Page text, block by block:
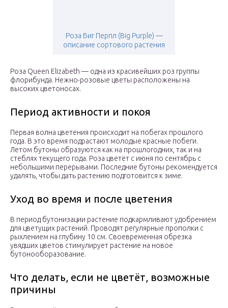
Роза Биг Перпл (Big Purple) —
описание сортового растения
Роза Queen Elizabeth — одна из красивейших роз группы
флорибунда. Нежно-розовые цветы расположены на
высоких цветоносах.
Период активности и покоя
Первая волна цветения происходит на побегах прошлого
года. В это время подрастают молодые красные побеги.
Летом бутоны образуются как на прошлогодних, так и на
стеблях текущего года. Роза цветёт с июня по сентябрь с
небольшими перерывами. Последние бутоны рекомендуется
удалять, чтобы дать растению подготовится к зиме.
Уход во время и после цветения
В период бутонизации растение подкармливают удобрением
для цветущих растений. Проводят регулярные прополки с
рыхлением на глубину 10 см. Своевременная обрезка
увядших цветов стимулирует растение на новое
бутонооборазование.
Что делать, если не цветёт, возможные
причины